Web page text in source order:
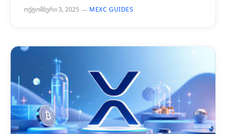
ოქტომბერი 3, 2025 MEXC GUIDES